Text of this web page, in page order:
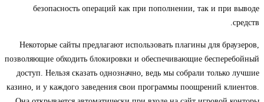
безопасность операций как при пополнении, так и при выводе
средств.
Некоторые сайты предлагают использовать плагины для браузеров,
позволяющие обходить блокировки и обеспечивающие бесперебойный
доступ. Нельзя сказать однозначно, ведь мы собрали только лучшие
казино, и у каждого заведения свои программы поощрений клиентов.